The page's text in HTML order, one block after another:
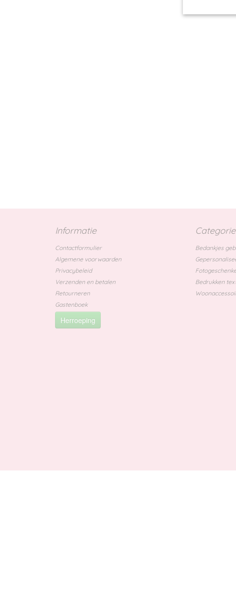
Informatie
Contactformulier
Algemene voorwaarden
Privacybeleid
Verzenden en betalen
Retourneren
Gastenboek
Herroeping
Bedankjes
Bedrukken